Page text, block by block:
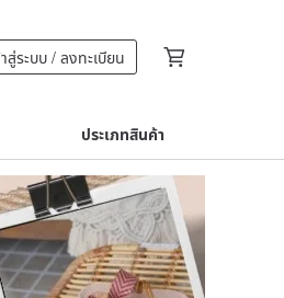
าสู่ระบบ / ลงทะเบียน
ประเภทสินค้า